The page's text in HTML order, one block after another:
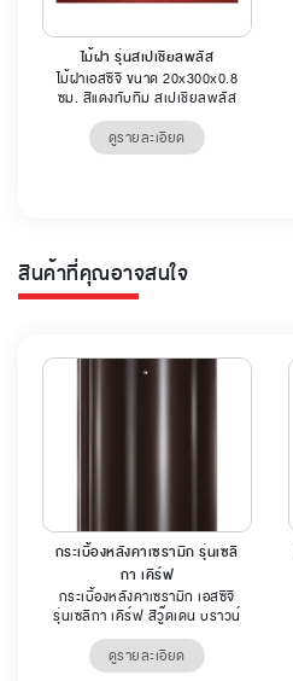
ไม้ฝา รุ่นสเปเชียลพลัส
ไม้ฝาเอสซีจี ขนาด 20x300x0.8
ซม. สีแดงทับทิม สเปเชียลพลัส
ดูรายละเอียด
สินค้าที่คุณอาจสนใจ
กระเบื้องหลังคาเซรามิก รุ่นเซลิ
กา เคิร์ฟ
กระเบื้องหลังคาเซรามิก เอสซีจี
รุ่นเซลิกา เคิร์ฟ สีวู๊ดเดน บราวน์
ดูรายละเอียด